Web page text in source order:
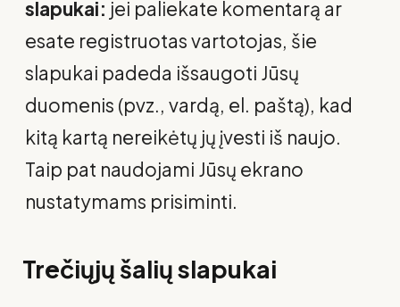
slapukai: jei paliekate komentarą ar
esate registruotas vartotojas, šie
slapukai padeda išsaugoti Jūsų
duomenis (pvz., vardą, el. paštą), kad
kitą kartą nereikėtų jų įvesti iš naujo.
Taip pat naudojami Jūsų ekrano
nustatymams prisiminti.
Trečiųjų šalių slapukai